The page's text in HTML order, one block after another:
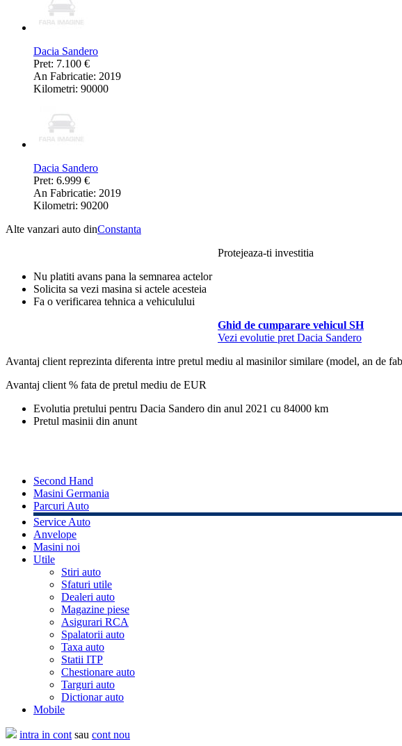
Dacia Sandero
Pret: 7.100 €
An Fabricatie: 2019
Kilometri: 90000
Dacia Sandero
Pret: 6.999 €
An Fabricatie: 2019
Kilometri: 90200
Alte vanzari auto dinConstanta
Protejeaza-ti investitia
Nu platiti avans pana la semnarea actelor
Solicita sa vezi masina si actele acesteia
Fa o verificarea tehnica a vehiculului
Ghid de cumparare vehicul SH
Vezi evolutie pret Dacia Sandero
Avantaj client reprezinta diferenta intre pretul mediu al masinilor similare (model, an de
Avantaj client % fata de pretul mediu de EUR
Evolutia pretului pentru Dacia Sandero din anul 2021 cu 84000 km
Pretul masinii din anunt
Second Hand
Masini Germania
Parcuri Auto
Service Auto
Anvelope
Masini noi
Utile
Stiri auto
Sfaturi utile
Dealeri auto
Magazine piese
Asigurari RCA
Spalatorii auto
Taxa auto
Statii ITP
Chestionare auto
Targuri auto
Dictionar auto
Mobile
intra in cont sau cont nou